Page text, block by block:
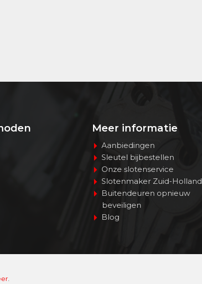
Meer informatie
Aanbiedingen
Sleutel bijbestellen
Onze slotenservice
Slotenmaker Zuid-Holland
Buitendeuren opnieuw
beveiligen
Blog
.